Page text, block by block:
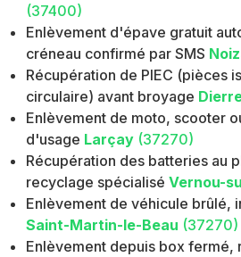
(37400)
Enlèvement d'épave gratuit
créneau confirmé par SMS
Récupération de PIEC (pièces
circulaire) avant broyage
Enlèvement de moto, scooter
d'usage Larçay (37270)
Récupération des batteries au
recyclage spécialisé Vernou-
Enlèvement de véhicule brûlé,
Saint-Martin-le-Beau (37270)
Enlèvement depuis box fermé,